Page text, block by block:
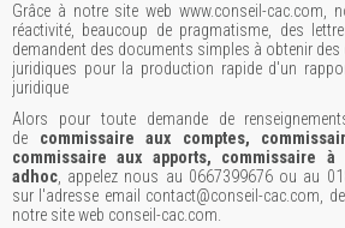
Grâce à notre site web www.conseil-cac.com,
réactivité, beaucoup de pragmatisme, des
demandent des documents simples à obtenir
juridiques pour la production rapide d'un
juridique
Alors pour toute demande de
de commissaire aux comptes,
commissaire aux apports, commissaire
adhoc , appelez nous au 0667399676 ou au
sur l'adresse email contact@conseil-cac.com,
notre site web conseil-cac.com.